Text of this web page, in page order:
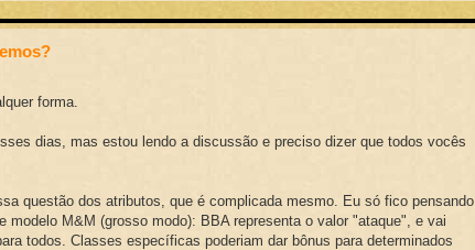
forma.
dias, mas estou lendo a discussão e preciso dizer que todos vocês
questão dos atributos, que é complicada mesmo. Eu só fico pensando
modelo M&M (grosso modo): BBA representa o valor "ataque", e vai
todos. Classes específicas poderiam dar bônus para determinados